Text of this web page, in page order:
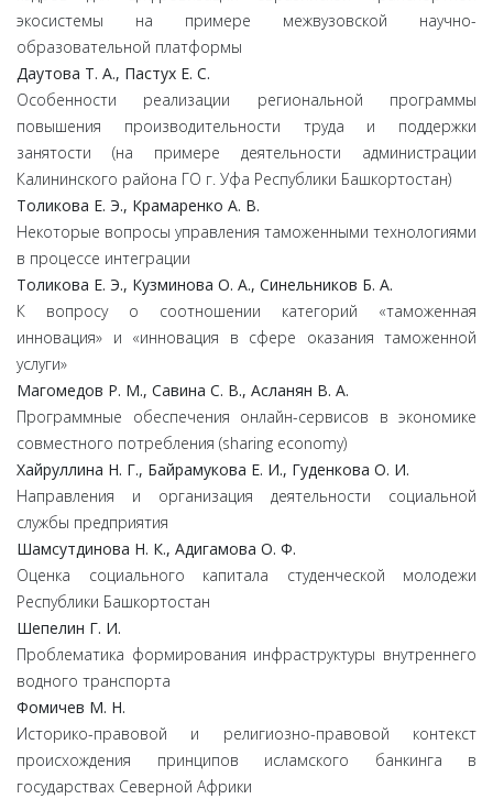
экосистемы на примере межвузовской научно-
образовательной платформы
Даутова Т. А., Пастух Е. С.
Особенности реализации региональной программы
повышения производительности труда и поддержки
занятости (на примере деятельности администрации
Калининского района ГО г. Уфа Республики Башкортостан)
Толикова Е. Э., Крамаренко А. В.
Некоторые вопросы управления таможенными технологиями
в процессе интеграции
Толикова Е. Э., Кузминова О. А., Синельников Б. А.
К вопросу о соотношении категорий «таможенная
инновация» и «инновация в сфере оказания таможенной
услуги»
Магомедов Р. М., Савина С. В., Асланян В. А.
Программные обеспечения онлайн-сервисов в экономике
совместного потребления (sharing economy)
Хайруллина Н. Г., Байрамукова Е. И., Гуденкова О. И.
Направления и организация деятельности социальной
службы предприятия
Шамсутдинова Н. К., Адигамова О. Ф.
Оценка социального капитала студенческой молодежи
Республики Башкортостан
Шепелин Г. И.
Проблематика формирования инфраструктуры внутреннего
водного транспорта
Фомичев М. Н.
Историко-правовой и религиозно-правовой контекст
происхождения принципов исламского банкинга в
государствах Северной Африки